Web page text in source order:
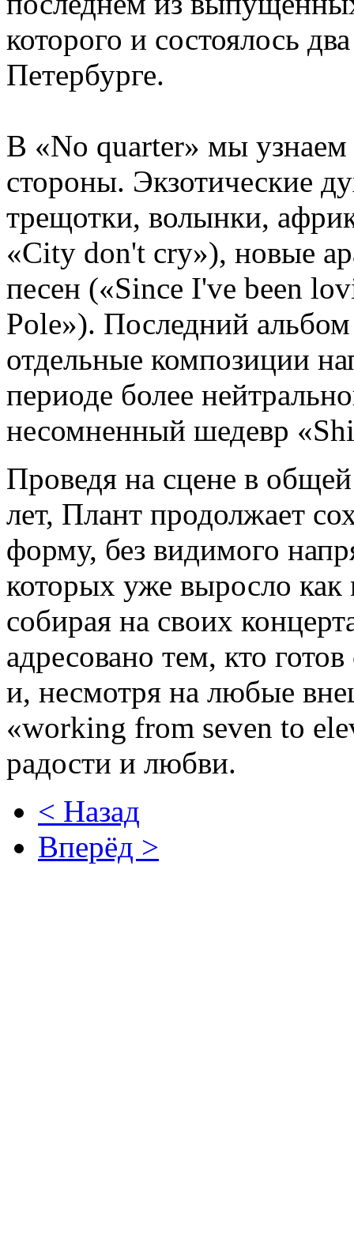
которого и состоялось
Петербурге.
В «No quarter» мы узнаем
стороны. Экзотические
трещотки, волынки,
«City don't cry»), новые
песен («Since I've been
Pole»). Последний
отдельные композиции
периоде более
несомненный шедевр
Проведя на сцене в
лет, Плант продолжает
форму, без видимого
которых уже выросло
собирая на своих
адресовано тем, кто
и, несмотря на любые
«working from seven to
радости и любви.
< Назад
Вперёд >